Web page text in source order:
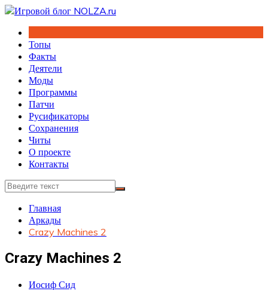
Перейти
содержимому
Топы
Факты
Деятели
Моды
Программы
Патчи
Русификаторы
Сохранения
Читы
О проекте
Контакты
Главная
Аркады
Crazy Machines 2
Crazy Machines 2
Иосиф Сид